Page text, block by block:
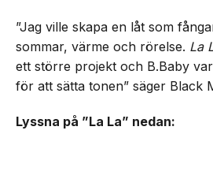
”Jag ville skapa en låt som
sommar, värme och rörelse. La
ett större projekt och B.Baby
för att sätta tonen” säger Black
Lyssna på ”La La” nedan: